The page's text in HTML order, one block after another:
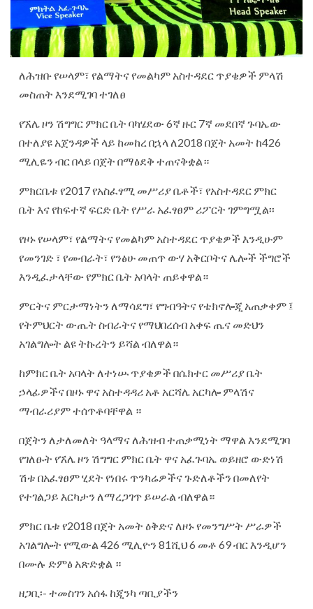
ለሕዝቡ የሠላም፣ የልማትና የመልካም አስተዳደር ጥያቄዎች ምላሽ
መስጠት እንደሚገባ ተገለፀ
የኧሌ ዞን ሽግግር ምክር ቤት ባካሄደው 6ኛ ዙር 7ኛ መደበኛ ጉባኤው
በተለያዩ አጀንዳዎች ላይ ከመከረ በኋላ ለ2018 በጀት አመት ከ426
ሚሊዬን ብር በላይ በጀት በማፅደቅ ተጠናቅቋል።
ምክርቤቱ የ2017 የአስፈፃሚ መሥሪያ ቤቶች፣ የአስተዳደር ምክር
ቤት እና የከፍተኛ ፍርድ ቤት የሥራ አፈፃፀም ሪፖርት ገምግሟል፡፡
የዞኑ የሠላም፣ የልማትና የመልካም አስተዳደር ጥያቄዎች እንዲሁም
የመንገድ ፣ የመብራት፣ የንፅሁ መጠጥ ውሃ አቅርቦትና ሌሎች ችግሮች
እንዲፈታላቸው የምክር ቤት አባላት ጠይቀዋል።
ምርትና ምርታማነትን ለማሳደግ፣ የግብዓትና የቴክኖሎጂ አጠቃቀም ፤
የትምህርት ውጤት ስብራትና የማህበረሰብ አቀፍ ጤና መድህን
አገልግሎት ልዩ ትኩረትን ይሻል ብለዋል።
ከምክር ቤት አባላት ለተነሡ ጥያቄዎች በሴክተር መሥሪያ ቤት
ኃላፊዎችና በዞኑ ዋና አስተዳዳሪ አቶ አርሻሌ አርካሎ ምላሽና
ማብራሪያም ተሰጥቶባቸዋል ።
በጀትን ለታለመለት ዓላማና ለሕዝብ ተጠቃሚነት ማዋል እንደሚገባ
የገለፁት የኧሌ ዞን ሽግግር ምክር ቤት ዋና አፈጉባኤ ወይዘሮ ውድነሽ
ሽቱ በአፈፃፀም ሂደት የነበሩ ጥንካሬዎችና ጉድለቶችን በመለየት
የተገልጋይ እርካታን ለማረጋገጥ ይሠራል ብለዋል።
ምክር ቤቱ የ2018 በጀት አመት ዕቅድና ለዞኑ የመንግሥት ሥራዎች
አገልግሎት የሚውል 426 ሚሊዮን 81ሺህ 6 መቶ 69 ብር እንዲሆን
በሙሉ ድምፅ አጽድቋል ።
ዘጋቢ፡- ተመስገን አሰፋ ከጂንካ ጣቢያችን